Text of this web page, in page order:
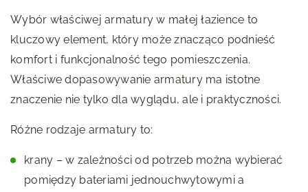
Wybór właściwej armatury w małej łazience to
kluczowy element, który może znacząco podnieść
komfort i funkcjonalność tego pomieszczenia.
Właściwe dopasowywanie armatury ma istotne
znaczenie nie tylko dla wyglądu, ale i praktyczności.
Różne rodzaje armatury to:
krany – w zależności od potrzeb można wybierać
pomiędzy bateriami jednouchwytowymi a